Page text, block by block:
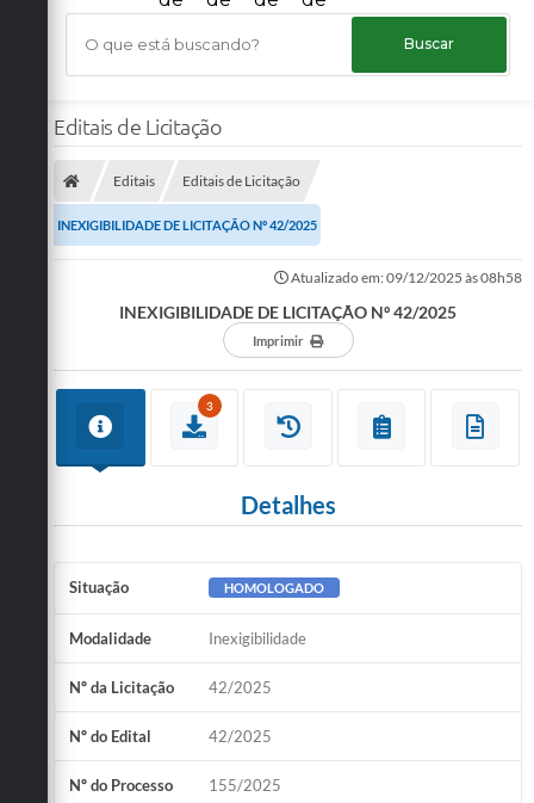
O que está buscando?
Editais de Licitação
Editais Editais de Licitação
INEXIGIBILIDADE DE LICITAÇÃO Nº 42/2025
Atualizado em: 09/12/2025 às 08h58
INEXIGIBILIDADE DE LICITAÇÃO Nº 42/2025
Imprimir
3
Detalhes
Situação HOMOLOGADO
Modalidade Inexigibilidade
Nº da Licitação 42/2025
Nº do Edital 42/2025
Nº do Processo 155/2025